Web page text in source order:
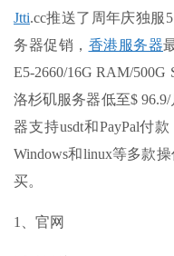
Jtti.cc推送了周年庆独服
务器促销， 香港服务器
E5-2660/16G RAM/
洛杉矶服务器低至$
器支持usdt和PayPal付
Windows和linux等多款
买。
1、官网